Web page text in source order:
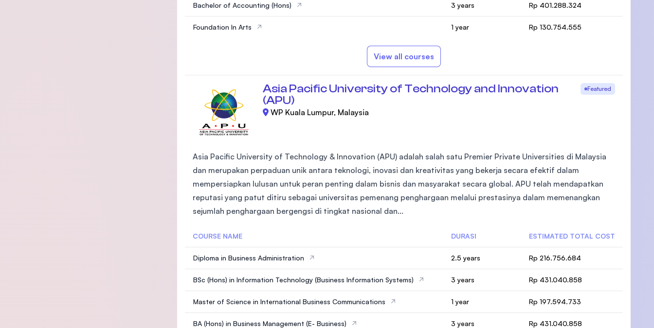
Bachelor of Accounting (Hons) 3 years Rp 401.288.324
Foundation In Arts 1 year Rp 130.754.555
View all courses
Asia Pacific University of Technology and Innovation
(APU)
Featured
WP Kuala Lumpur, Malaysia
Asia Pacific University of Technology & Innovation (APU) adalah salah satu Premier Private Universities di Malaysia
dan merupakan perpaduan unik antara teknologi, inovasi dan kreativitas yang bekerja secara efektif dalam
mempersiapkan lulusan untuk peran penting dalam bisnis dan masyarakat secara global. APU telah mendapatkan
reputasi yang patut ditiru sebagai universitas pemenang penghargaan melalui prestasinya dalam memenangkan
sejumlah penghargaan bergengsi di tingkat nasional dan...
COURSE NAME DURASI ESTIMATED TOTAL COST
Diploma in Business Administration 2.5 years Rp 216.756.684
BSc (Hons) in Information Technology (Business Information Systems) 3 years Rp 431.040.858
Master of Science in International Business Communications 1 year Rp 197.594.733
BA (Hons) in Business Management (E- Business) 3 years Rp 431.040.858